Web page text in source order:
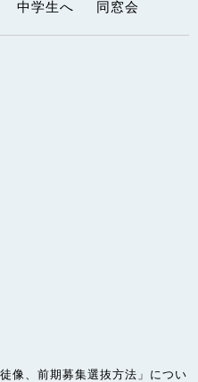
中学生へ 同窓会
像、前期募集選抜方法」につい